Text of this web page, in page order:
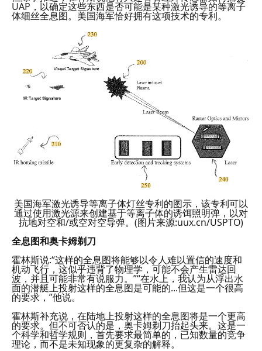
UAP，以确定这些东西是否可能是某种激光诱导的等离子
体细丝全息图。美国海军恰好拥有这项技术的专利。
美国海军激光诱导等离子体灯丝专利的图示，该专利可以
通过使用激光源来创建基于等离子体的诱饵照明弹，以对
抗地对空和/或空对空导弹。(图片来源:uux.cn/USPTO)
全息图和奥卡姆剃刀
霍林斯说:“这样的全息图将能够以令人难以置信的速度和
机动飞行，这似乎违背了物理学，可能不会产生雷达回
波，并且可能非常有说服力。”“在水上，我认为从浮出水
面的潜艇上投射这样的全息图是可能的...但这是一个很高
的要求，”他说。
霍林斯补充说，在陆地上投射这样的全息图将是一个更高
的要求。但不可否认的是，奥卡姆剃刀抬起头来。这是一
个科学和哲学规则，首先要求最简单的，已知数量的竞争
理论，而不是未知现象的更复杂的解释。